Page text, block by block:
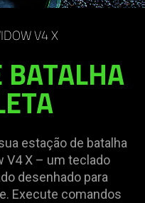
V4 X
BATALHA
estação de batalha
V4 X – um teclado
desenhado para
Execute comandos